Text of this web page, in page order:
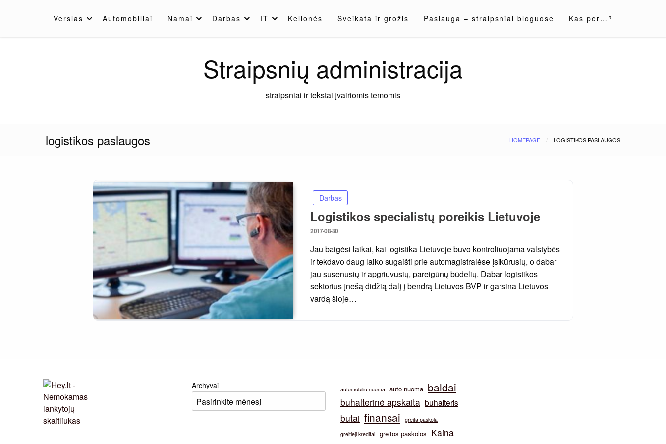
Verslas Automobiliai Namai Darbas IT Kelionės Sveikata ir grožis Paslauga – straipsniai bloguose Kas per…?
Straipsnių administracija
straipsniai ir tekstai įvairiomis temomis
logistikos paslaugos HOMEPAGE LOGISTIKOS PASLAUGOS
Darbas
Logistikos specialistų poreikis Lietuvoje
Posted
2017-08-30
Jau baigėsi laikai, kai logistika Lietuvoje buvo kontroliuojama valstybės
ir tekdavo daug laiko sugaišti prie automagistralėse įsikūrusių, o dabar
jau susenusių ir apgriuvusių, pareigūnų būdelių. Dabar logistikos
sektorius įnešą didžią dalį į bendrą Lietuvos BVP ir garsina Lietuvos
vardą šioje…
Archyvai automobiliu nuoma auto nuoma baldai
buhalterinė apskaita buhalteris
butai finansai
greita paskola
greitieji kreditai greitos paskolos Kaina